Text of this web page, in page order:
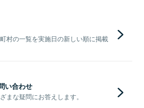
村の一覧を実施日の新しい順に掲載
い合わせ
まな疑問にお答えします。